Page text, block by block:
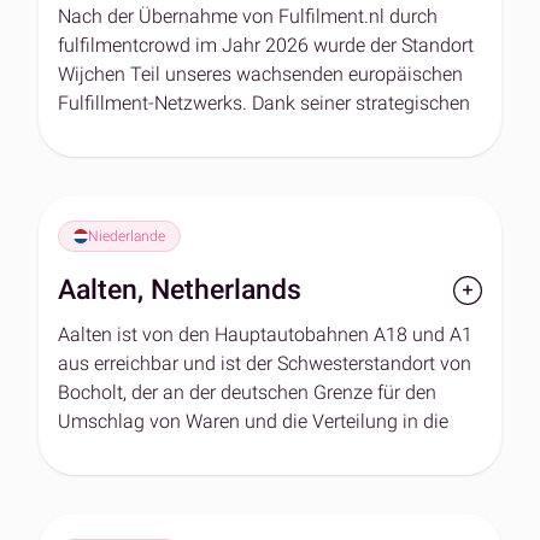
angeboten werden. Wie bei den meisten
Fulfillment-Zentren werden auch in Bocholt die
Umweltauswirkungen durch die Nutzung von
Ökostrom (Solar- und Biogasquellen) und ein
fortschrittliches Grauwassermanagementsystem
gemildert.
Nach der Übernahme von Fulfilment.nl durch
fulfilmentcrowd im Jahr 2026 wurde der Standort
Wijchen Teil unseres wachsenden europäischen
Fulfillment-Netzwerks. Dank seiner strategischen
Logistikzentrum einen effizienten Zugang zu
Region sowie in ganz Europa. Damit stärkt es
unsere europäische Präsenz und erweitert unsere
Möglichkeiten im grenzüberschreitenden E-
Commerce.
Der Standort verfügt über mehr als 3.800 m²
Lagerfläche sowie zusätzliche Kapazitäten auf
einer Mezzanine-Ebene, die weiteres Wachstum
unterstützen. Mit einer eigenen Ladeinfrastruktur
und Packstationen auf Lager- und Mezzanine-
Niederlande
Aalten, Netherlands
Aalten ist von den Hauptautobahnen A18 und A1
aus erreichbar und ist der Schwesterstandort von
Bocholt, der an der deutschen Grenze für den
Umschlag von Waren und die Verteilung in die
flexible Räumlichkeiten und Arbeitsabläufe, die